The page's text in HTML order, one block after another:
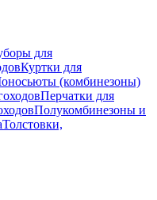
для
Куртки для
(комбинезоны)
Перчатки для
Полукомбинезоны и
Толстовки,